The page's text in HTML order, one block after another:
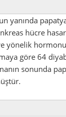
yanında
hücre
yönelik
göre 64
sonunda